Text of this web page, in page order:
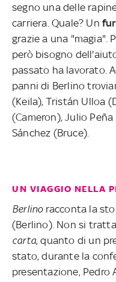
segno una delle
carriera. Quale? Un
grazie a una "magia".
però bisogno
passato ha lavorato.
panni di Berlino
(Keila), Tristán Ulloa
(Cameron), Julio
Sánchez (Bruce).
UN VIAGGIO NELLA
Berlino racconta la
(Berlino). Non si
carta, quanto di un
stato, durante la
presentazione, Pedro